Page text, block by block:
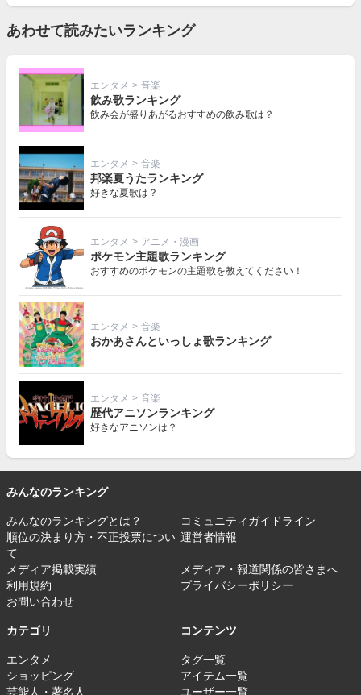
あわせて読みたいランキング
エンタメ > 音楽
飲み歌ランキング
飲み会が盛りあがるおすすめの飲み歌は？
エンタメ > 音楽
邦楽夏うたランキング
好きな夏歌は？
エンタメ > アニメ・漫画
ポケモン主題歌ランキング
おすすめのポケモンの主題歌を教えてください！
エンタメ > 音楽
おかあさんといっしょ歌ランキング
エンタメ > 音楽
歴代アニソンランキング
好きなアニソンは？
みんなのランキング
みんなのランキングとは？
コミュニティガイドライン
順位の決まり方・不正投票につい
て
運営者情報
メディア掲載実績
メディア・報道関係の皆さまへ
利用規約
プライバシーポリシー
お問い合わせ
カテゴリ
エンタメ
ショッピング
芸能人・著名人
コンテンツ
タグ一覧
アイテム一覧
ユーザー一覧